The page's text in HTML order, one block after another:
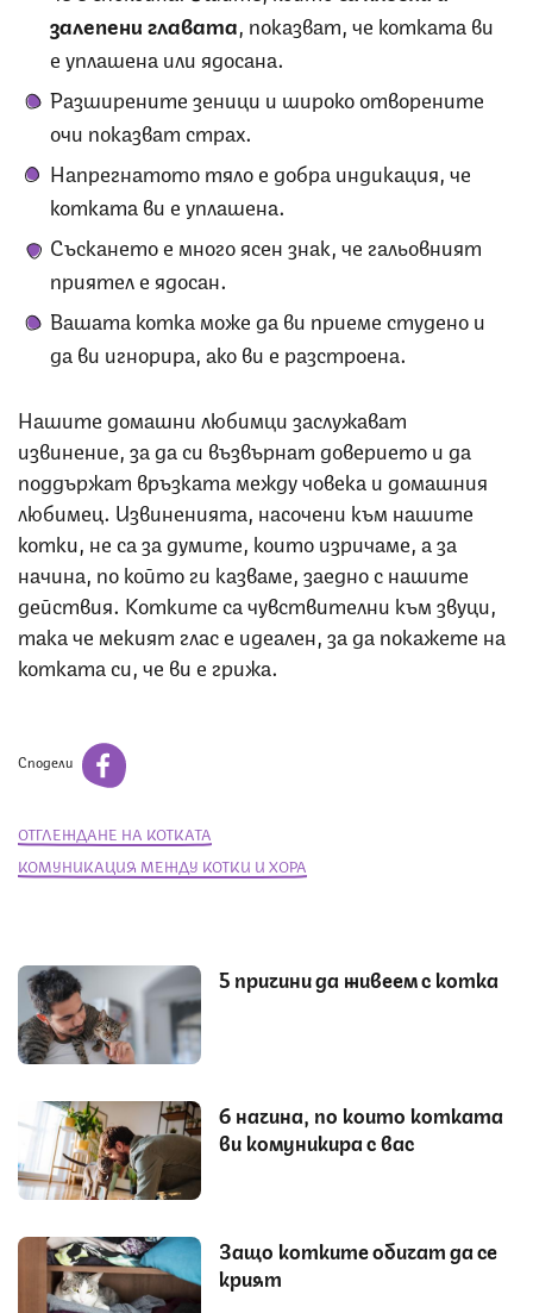
залепени главата , показват, че котката ви
е уплашена или ядосана.
Разширените зеници и широко отворените
очи показват страх.
Напрегнатото тяло е добра индикация, че
котката ви е уплашена.
Съскането е много ясен знак, че гальовният
приятел е ядосан.
Вашата котка може да ви приеме студено и
да ви игнорира, ако ви е разстроена.
Нашите домашни любимци заслужават
извинение, за да си възвърнат доверието и да
поддържат връзката между човека и домашния
любимец. Извиненията, насочени към нашите
котки, не са за думите, които изричаме, а за
начина, по който ги казваме, заедно с нашите
действия. Котките са чувствителни към звуци,
така че мекият глас е идеален, за да покажете на
котката си, че ви е грижа.
Сподели
ОТГЛЕЖДАНЕ НА КОТКАТА
КОМУНИКАЦИЯ МЕЖДУ КОТКИ И ХОРА
5 причини да живеем с котка
6 начина, по които котката
ви комуникира с вас
Защо котките обичат да се
крият